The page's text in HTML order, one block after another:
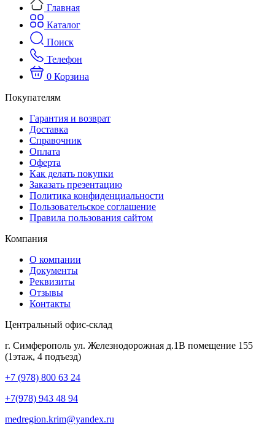
Главная
Каталог
Поиск
Телефон
0 Корзина
Покупателям
Гарантия и возврат
Доставка
Справочник
Оплата
Оферта
Как делать покупки
Заказать презентацию
Политика конфиденциальности
Пользовательское соглашение
Правила пользования сайтом
Компания
О компании
Документы
Реквизиты
Отзывы
Контакты
Центральный офис-склад
г. Симферополь ул. Железнодорожная д.1В помещение 155
(1этаж, 4 подъезд)
+7 (978) 800 63 24
+7(978) 943 48 94
medregion.krim@yandex.ru